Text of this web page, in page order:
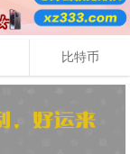
比特币
0 10